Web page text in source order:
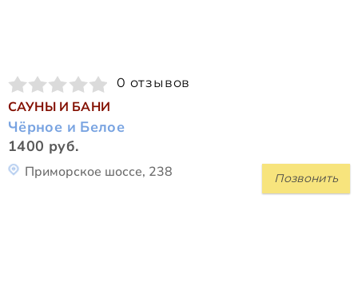
0 отзывов
САУНЫ И БАНИ
Чёрное и Белое
1400 руб.
Позвонить
Приморское шоссе, 238